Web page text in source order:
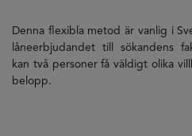
Denna flexibla metod är vanlig i
låneerbjudandet till sökandens
kan två personer få väldigt olika
belopp.